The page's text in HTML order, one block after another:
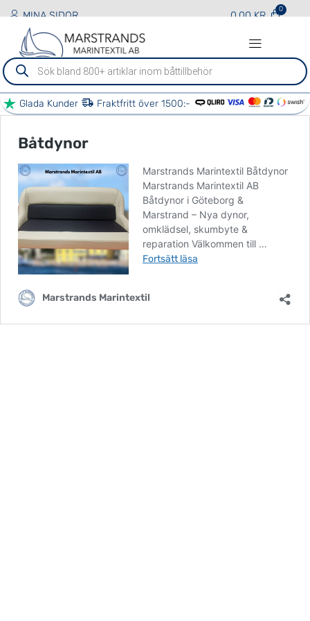
MINA SIDOR 0.00KR
Sök
efter
produkter
Glada Kunder
Fraktfritt över 1500:-
Båtdynor
Marstrands Marintextil Båtdynor
Marstrands Marintextil AB
Båtdynor i Göteborg &
Marstrand – Nya dynor,
omklädsel, skumbyte &
reparation Välkommen till …
Fortsätt läsa
Marstrands Marintextil